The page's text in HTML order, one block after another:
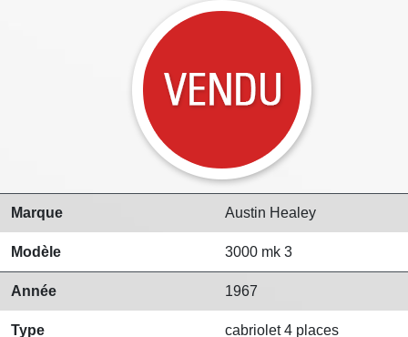
Marque Austin Healey
Modèle 3000 mk 3
Année 1967
Type cabriolet 4 places